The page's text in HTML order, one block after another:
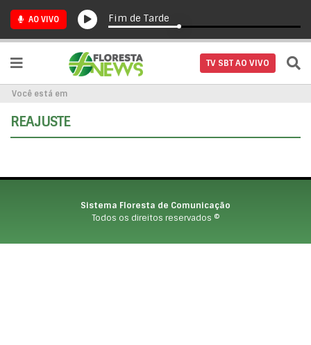
AO VIVO Fim de Tarde
TV SBT AO VIVO
Você está em
REAJUSTE
Sistema Floresta de Comunicação
Todos os direitos reservados ©